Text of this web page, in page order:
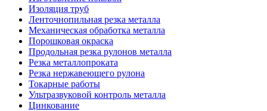
Изоляция труб
Ленточнопильная резка металла
Механическая обработка металла
Порошковая окраска
Продольная резка рулонов металла
Резка металлопроката
Резка нержавеющего рулона
Токарные работы
Ультразвуковой контроль металла
Цинкование